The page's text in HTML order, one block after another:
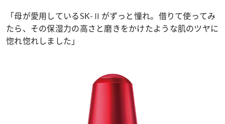
「母が愛用しているSK-Ⅱがずっと憧れ。借りて使ってみ
たら、その保湿力の高さと磨きをかけたような肌のツヤに
惚れ惚れしました」